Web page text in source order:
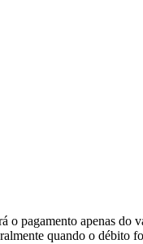
pagamento apenas do
quando o débito